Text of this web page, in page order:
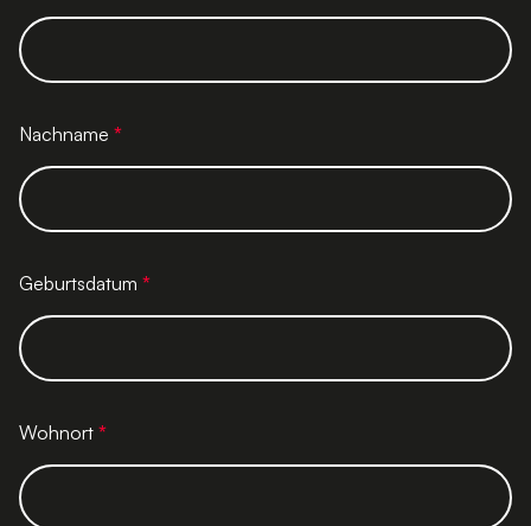
Nachname *
Geburtsdatum *
Wohnort *